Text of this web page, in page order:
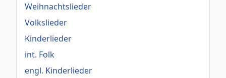
Weihnachtslieder
Volkslieder
Kinderlieder
int. Folk
engl. Kinderlieder